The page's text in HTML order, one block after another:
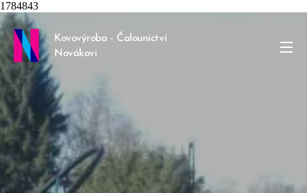
1784843
Kovovýroba - Čalounictví
Novákovi